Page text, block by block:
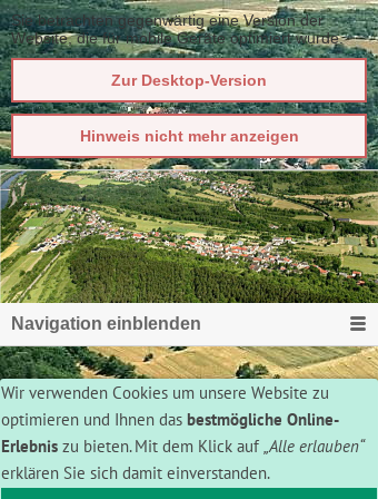
Sie betrachten gegenwärtig eine Version der
Website, die für mobile Geräte optimiert wurde.
Zur Desktop-Version
Hinweis nicht mehr anzeigen
Navigation einblenden
Wir verwenden Cookies um unsere Website zu
optimieren und Ihnen das bestmögliche Online-
Erlebnis zu bieten. Mit dem Klick auf „Alle erlauben“
erklären Sie sich damit einverstanden.